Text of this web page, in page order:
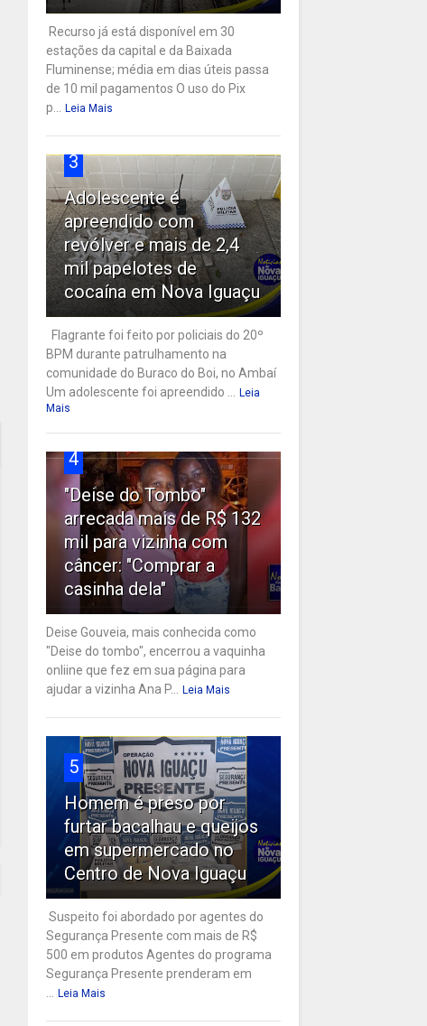
Recurso já está disponível em 30
estações da capital e da Baixada
Fluminense; média em dias úteis passa
de 10 mil pagamentos O uso do Pix
p...
Leia Mais
3
Adolescente é
apreendido com
revólver e mais de 2,4
mil papelotes de
cocaína em Nova Iguaçu
Flagrante foi feito por policiais do 20º
BPM durante patrulhamento na
comunidade do Buraco do Boi, no Ambaí
Um adolescente foi apreendido ...
Leia
Mais
4
"Deise do Tombo"
arrecada mais de R$ 132
mil para vizinha com
câncer: "Comprar a
casinha dela"
Deise Gouveia, mais conhecida como
"Deise do tombo", encerrou a vaquinha
onliine que fez em sua página para
ajudar a vizinha Ana P...
Leia Mais
5
Homem é preso por
furtar bacalhau e queijos
em supermercado no
Centro de Nova Iguaçu
Suspeito foi abordado por agentes do
Segurança Presente com mais de R$
500 em produtos Agentes do programa
Segurança Presente prenderam em
Leia Mais